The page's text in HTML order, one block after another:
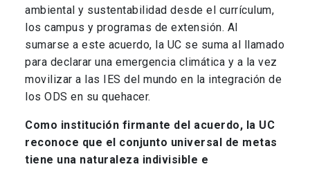
ambiental y sustentabilidad desde el currículum,
los campus y programas de extensión. Al
sumarse a este acuerdo, la UC se suma al llamado
para declarar una emergencia climática y a la vez
movilizar a las IES del mundo en la integración de
los ODS en su quehacer.
Como institución firmante del acuerdo, la UC
reconoce que el conjunto universal de metas
tiene una naturaleza indivisible e